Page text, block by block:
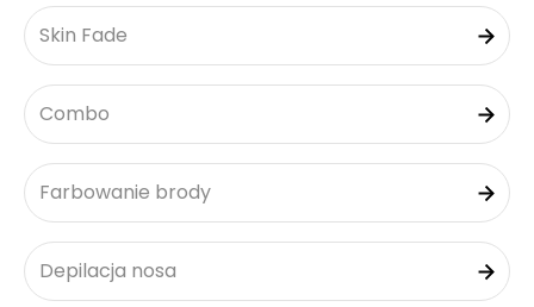
Skin Fade
Combo
Farbowanie brody
Depilacja nosa